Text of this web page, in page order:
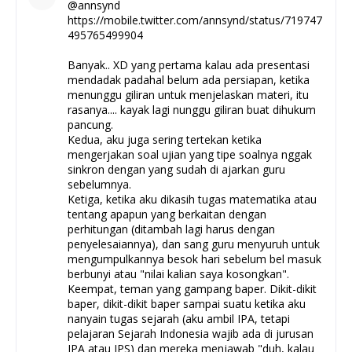
@annsynd
https://mobile.twitter.com/annsynd/status/719747
495765499904
Banyak.. XD yang pertama kalau ada presentasi
mendadak padahal belum ada persiapan, ketika
menunggu giliran untuk menjelaskan materi, itu
rasanya.... kayak lagi nunggu giliran buat dihukum
pancung.
Kedua, aku juga sering tertekan ketika
mengerjakan soal ujian yang tipe soalnya nggak
sinkron dengan yang sudah di ajarkan guru
sebelumnya.
Ketiga, ketika aku dikasih tugas matematika atau
tentang apapun yang berkaitan dengan
perhitungan (ditambah lagi harus dengan
penyelesaiannya), dan sang guru menyuruh untuk
mengumpulkannya besok hari sebelum bel masuk
berbunyi atau "nilai kalian saya kosongkan".
Keempat, teman yang gampang baper. Dikit-dikit
baper, dikit-dikit baper sampai suatu ketika aku
nanyain tugas sejarah (aku ambil IPA, tetapi
pelajaran Sejarah Indonesia wajib ada di jurusan
IPA atau IPS) dan mereka menjawab "duh, kalau